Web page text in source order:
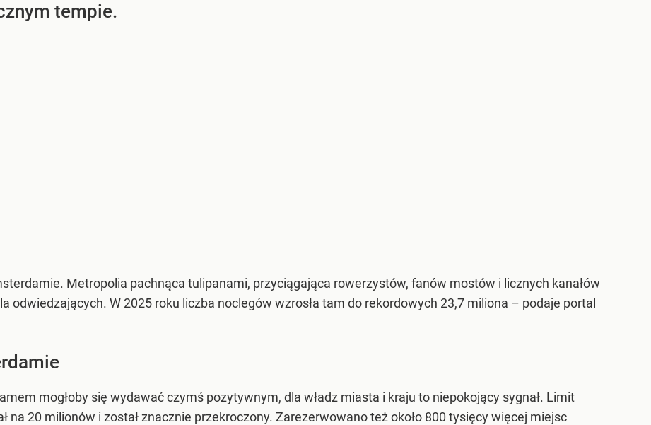
tempie.
Metropolia pachnąca tulipanami, przyciągająca rowerzystów, fanów mostów i licznych kanałów
odwiedzających. W 2025 roku liczba noclegów wzrosła tam do rekordowych 23,7 miliona – podaje portal
mogłoby się wydawać czymś pozytywnym, dla władz miasta i kraju to niepokojący sygnał. Limit
na 20 milionów i został znacznie przekroczony. Zarezerwowano też około 800 tysięcy więcej miejsc